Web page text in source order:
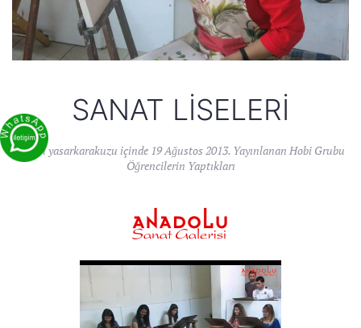
SANAT LISELERI
Yazanyasarkarakuzu içinde 19 Ağustos 2013. Yayınlanan Hobi Grubu
Öğrencilerin Yaptıkları